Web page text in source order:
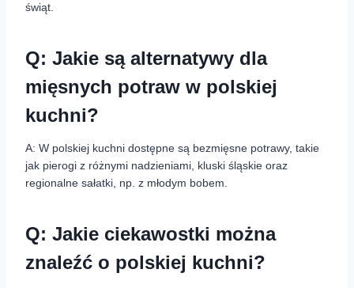
świąt.
Q: Jakie są alternatywy dla
mięsnych potraw w polskiej
kuchni?
A: W polskiej kuchni dostępne są bezmięsne potrawy, takie
jak pierogi z różnymi nadzieniami, kluski śląskie oraz
regionalne sałatki, np. z młodym bobem.
Q: Jakie ciekawostki można
znaleźć o polskiej kuchni?